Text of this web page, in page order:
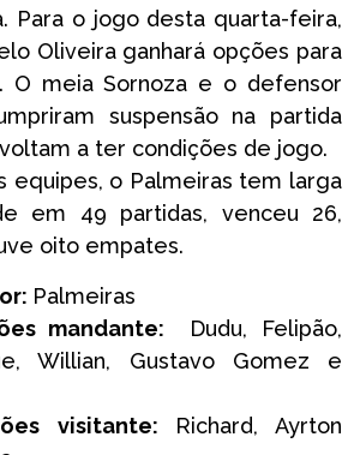
Para o jogo desta quarta-feira,
Oliveira ganhará opções para
O meia Sornoza e o defensor
suspensão na partida
a ter condições de jogo.
equipes, o Palmeiras tem larga
em 49 partidas, venceu 26,
oito empates.
Palmeiras
mandante: Dudu, Felipão,
Willian, Gustavo Gomez e
visitante:
Richard, Ayrton